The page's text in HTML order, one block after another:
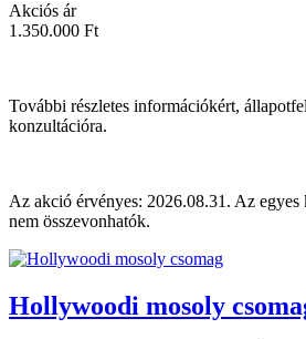
Akciós ár
1.350.000 Ft
További részletes információkért,
konzultációra.
Az akció érvényes: 2026.08.31. Az egyes
nem összevonhatók.
Hollywoodi mosoly